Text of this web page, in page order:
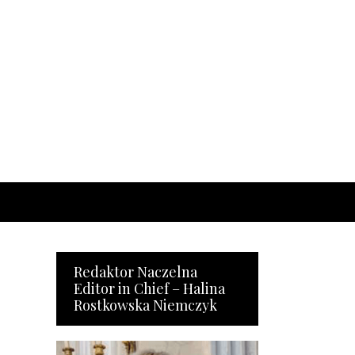
Redaktor Naczelna
Editor in Chief – Halina
Rostkowska Niemczyk